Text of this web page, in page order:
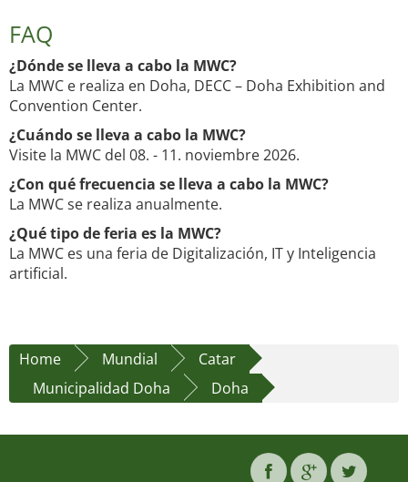
FAQ
¿Dónde se lleva a cabo la MWC?
La MWC e realiza en Doha, DECC – Doha Exhibition and
Convention Center.
¿Cuándo se lleva a cabo la MWC?
Visite la MWC del 08. - 11. noviembre 2026.
¿Con qué frecuencia se lleva a cabo la MWC?
La MWC se realiza anualmente.
¿Qué tipo de feria es la MWC?
La MWC es una feria de Digitalización, IT y Inteligencia
artificial.
Home Mundial
Catar
Municipalidad Doha
Doha